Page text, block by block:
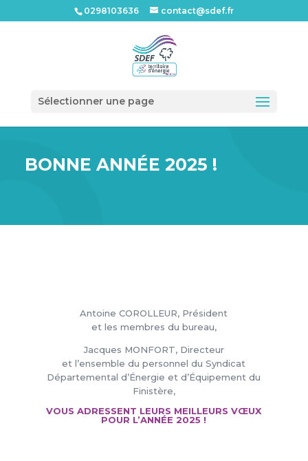
0298103636 contact@sdef.fr
Sélectionner une page
BONNE ANNÉE 2025 !
Antoine COROLLEUR, Président
et les membres du bureau,
Jacques MONFORT, Directeur
et l’ensemble du personnel du Syndicat
Départemental d’Énergie et d’Équipement du
Finistère,
VOUS ADRESSENT LEURS MEILLEURS VŒUX
POUR L’ANNÉE 2025 !